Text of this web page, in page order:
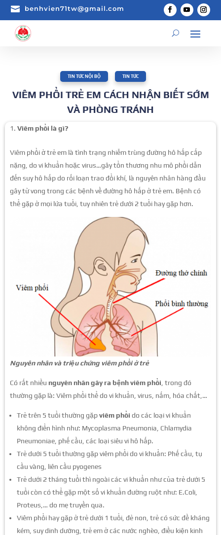
 benhvien71tw@gmail.com
TIN TỨC NỘI BỘ TIN TỨC
VIÊM PHỔI TRẺ EM CÁCH NHẬN BIẾT SỚM
VÀ PHÒNG TRÁNH
Viêm phổi là gì?
Viêm phổi ở trẻ em là tình trạng nhiễm trùng đường hô hấp cấp
nặng, do vi khuẩn hoặc virus…gây tổn thương nhu mô phổi dẫn
đến suy hô hấp do rối loạn trao đổi khí, là nguyên nhân hàng đầu
gây tử vong trong các bệnh về đường hô hấp ở trẻ em. Bệnh có
thể gặp ở mọi lứa tuổi, tuy nhiên trẻ dưới 2 tuổi hay gặp hơn.
Nguyên nhân và triệu chứng viêm phổi ở trẻ
Có rất nhiều nguyên nhân gây ra bệnh viêm phổi , trong đó
thường gặp là: Viêm phổi thể do vi khuẩn, virus, nấm, hóa chất,…
Trẻ trên 5 tuổi thường gặpviêm phổi do các loại vi khuẩn
không điển hình như: Mycoplasma Pneumonia, Chlamydia
Pneumoniae, phế cầu, các loại siêu vi hô hấp.
Trẻ dưới 5 tuổi thường gặp viêm phổi do vi khuẩn: Phế cầu, tụ
cầu vàng, liên cầu pyogenes
Trẻ dưới 2 tháng tuổi thì ngoài các vi khuẩn như của trẻ dưới 5
tuổi còn có thể gặp một số vi khuẩn đường ruột như: E.Coli,
Proteus,… do mẹ truyền qua.
Viêm phổi hay gặp ở trẻ dưới 1 tuổi, đẻ non, trẻ có sức đề kháng
kém, suy dinh dưỡng, trẻ em ở các nước nghèo, điều kiện kinh